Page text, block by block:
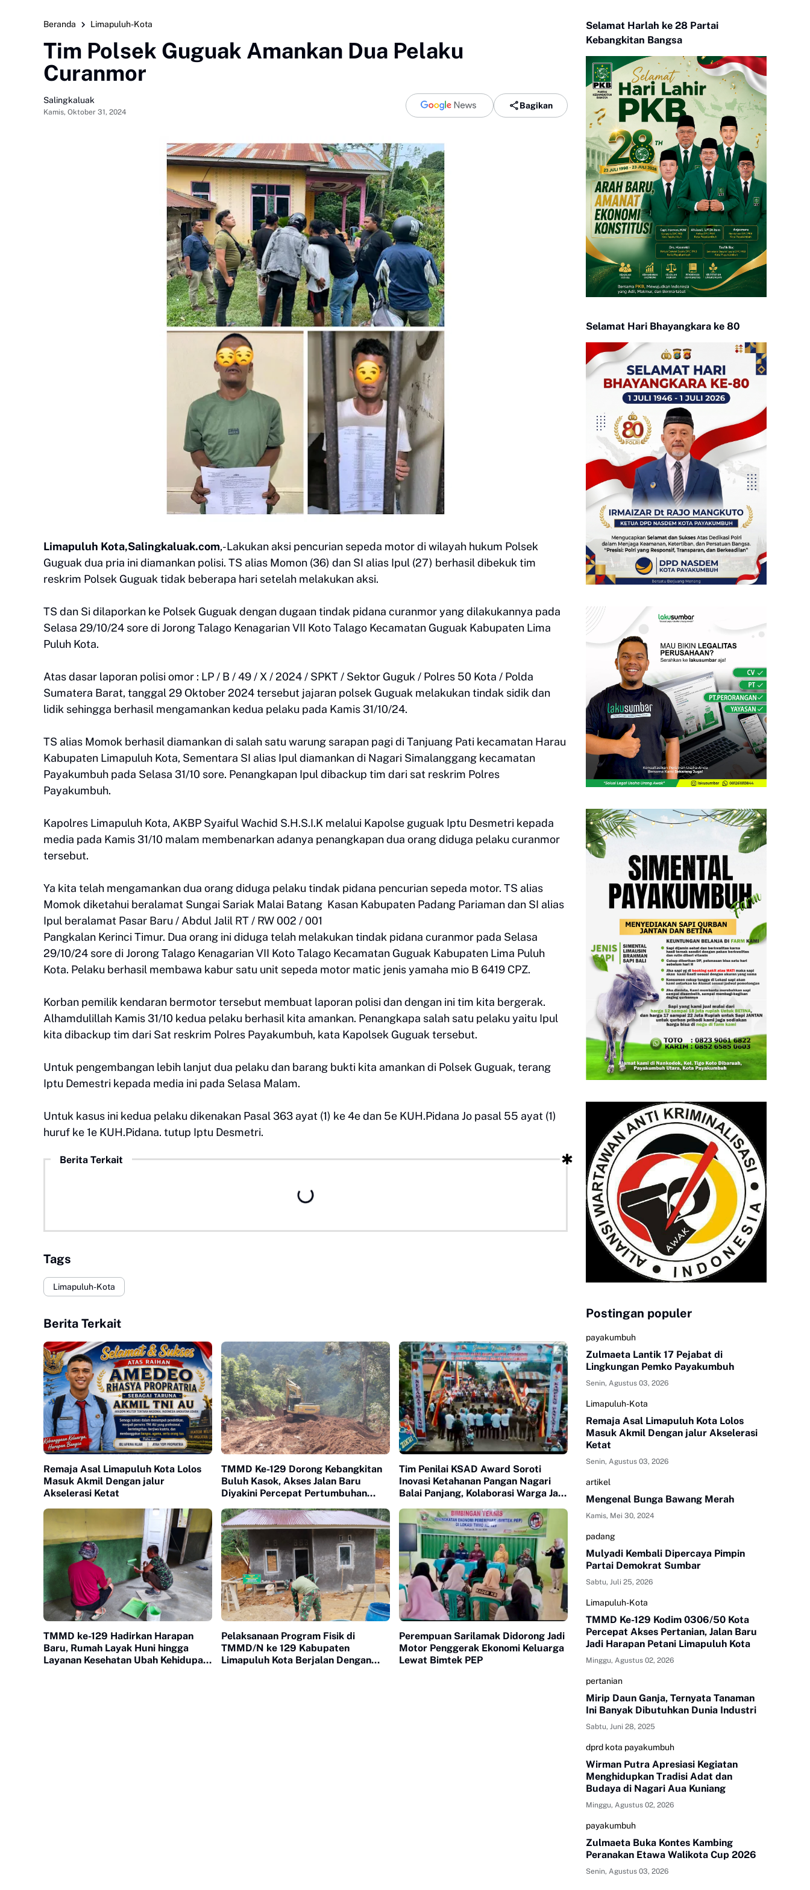
Beranda Limapuluh-Kota
Tim Polsek Guguak Amankan Dua Pelaku
Curanmor
Salingkaluak
Kamis, Oktober 31, 2024
Bagikan
Limapuluh Kota,Salingkaluak.com,-Lakukan aksi pencurian sepeda motor di wilayah hukum Polsek
Guguak dua pria ini diamankan polisi. TS alias Momon (36) dan SI alias Ipul (27) berhasil dibekuk tim
reskrim Polsek Guguak tidak beberapa hari setelah melakukan aksi.
TS dan Si dilaporkan ke Polsek Guguak dengan dugaan tindak pidana curanmor yang dilakukannya pada
Selasa 29/10/24 sore di Jorong Talago Kenagarian VII Koto Talago Kecamatan Guguak Kabupaten Lima
Puluh Kota.
Atas dasar laporan polisi omor : LP / B / 49 / X / 2024 / SPKT / Sektor Guguk / Polres 50 Kota / Polda
Sumatera Barat, tanggal 29 Oktober 2024 tersebut jajaran polsek Guguak melakukan tindak sidik dan
lidik sehingga berhasil mengamankan kedua pelaku pada Kamis 31/10/24.
TS alias Momok berhasil diamankan di salah satu warung sarapan pagi di Tanjuang Pati kecamatan Harau
Kabupaten Limapuluh Kota, Sementara SI alias Ipul diamankan di Nagari Simalanggang kecamatan
Payakumbuh pada Selasa 31/10 sore. Penangkapan Ipul dibackup tim dari sat reskrim Polres
Payakumbuh.
Kapolres Limapuluh Kota, AKBP Syaiful Wachid S.H.S.I.K melalui Kapolse guguak Iptu Desmetri kepada
media pada Kamis 31/10 malam membenarkan adanya penangkapan dua orang diduga pelaku curanmor
tersebut.
Ya kita telah mengamankan dua orang diduga pelaku tindak pidana pencurian sepeda motor. TS alias
Momok diketahui beralamat Sungai Sariak Malai Batang Kasan Kabupaten Padang Pariaman dan SI alias
Ipul beralamat Pasar Baru / Abdul Jalil RT / RW 002 / 001
Pangkalan Kerinci Timur. Dua orang ini diduga telah melakukan tindak pidana curanmor pada Selasa
29/10/24 sore di Jorong Talago Kenagarian VII Koto Talago Kecamatan Guguak Kabupaten Lima Puluh
Kota. Pelaku berhasil membawa kabur satu unit sepeda motor matic jenis yamaha mio B 6419 CPZ.
Korban pemilik kendaran bermotor tersebut membuat laporan polisi dan dengan ini tim kita bergerak.
Alhamdulillah Kamis 31/10 kedua pelaku berhasil kita amankan. Penangkapa salah satu pelaku yaitu Ipul
kita dibackup tim dari Sat reskrim Polres Payakumbuh, kata Kapolsek Guguak tersebut.
Untuk pengembangan lebih lanjut dua pelaku dan barang bukti kita amankan di Polsek Guguak, terang
Iptu Demestri kepada media ini pada Selasa Malam.
Untuk kasus ini kedua pelaku dikenakan Pasal 363 ayat (1) ke 4e dan 5e KUH.Pidana Jo pasal 55 ayat (1)
huruf ke 1e KUH.Pidana. tutup Iptu Desmetri.
Berita Terkait
Tags
Limapuluh-Kota
Berita Terkait
Remaja Asal Limapuluh Kota Lolos
Masuk Akmil Dengan jalur
Akselerasi Ketat
TMMD Ke-129 Dorong Kebangkitan
Buluh Kasok, Akses Jalan Baru
Diyakini Percepat Pertumbuhan
Tim Penilai KSAD Award Soroti
Inovasi Ketahanan Pangan Nagari
Balai Panjang, Kolaborasi Warga Jadi
TMMD ke-129 Hadirkan Harapan
Baru, Rumah Layak Huni hingga
Layanan Kesehatan Ubah Kehidupan
Pelaksanaan Program Fisik di
TMMD/N ke 129 Kabupaten
Limapuluh Kota Berjalan Dengan
Perempuan Sarilamak Didorong Jadi
Motor Penggerak Ekonomi Keluarga
Lewat Bimtek PEP
Selamat Harlah ke 28 Partai
Kebangkitan Bangsa
Selamat Hari Bhayangkara ke 80
Postingan populer
payakumbuh
Zulmaeta Lantik 17 Pejabat di
Lingkungan Pemko Payakumbuh
Senin, Agustus 03, 2026
Limapuluh-Kota
Remaja Asal Limapuluh Kota Lolos
Masuk Akmil Dengan jalur Akselerasi
Ketat
Senin, Agustus 03, 2026
artikel
Mengenal Bunga Bawang Merah
Kamis, Mei 30, 2024
padang
Mulyadi Kembali Dipercaya Pimpin
Partai Demokrat Sumbar
Sabtu, Juli 25, 2026
Limapuluh-Kota
TMMD Ke-129 Kodim 0306/50 Kota
Percepat Akses Pertanian, Jalan Baru
Jadi Harapan Petani Limapuluh Kota
Minggu, Agustus 02, 2026
pertanian
Mirip Daun Ganja, Ternyata Tanaman
Ini Banyak Dibutuhkan Dunia Industri
Sabtu, Juni 28, 2025
dprd kota payakumbuh
Wirman Putra Apresiasi Kegiatan
Menghidupkan Tradisi Adat dan
Budaya di Nagari Aua Kuniang
Minggu, Agustus 02, 2026
payakumbuh
Zulmaeta Buka Kontes Kambing
Peranakan Etawa Walikota Cup 2026
Senin, Agustus 03, 2026